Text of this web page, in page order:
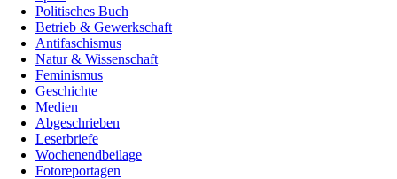
Politisches Buch
Betrieb & Gewerkschaft
Antifaschismus
Natur & Wissenschaft
Feminismus
Geschichte
Medien
Abgeschrieben
Leserbriefe
Wochenendbeilage
Fotoreportagen